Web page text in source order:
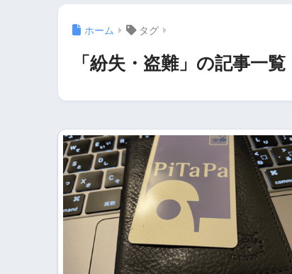
ホーム タグ
「紛失・盗難」の記事一覧